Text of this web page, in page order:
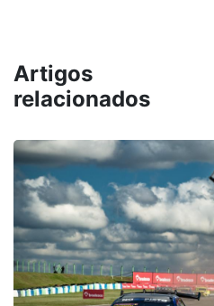
Artigos
relacionados